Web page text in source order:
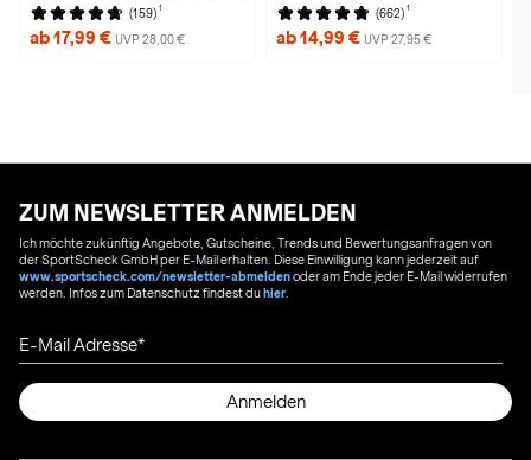
(159) 1
ab 17,99 € UVP 28,00 €
(662) 1
ab 14,99 € UVP 27,95 €
ZUM NEWSLETTER ANMELDEN
Ich möchte zukünftig Angebote, Gutscheine, Trends und Bewertungsanfragen von
der SportScheck GmbH per E-Mail erhalten. Diese Einwilligung kann jederzeit auf
www.sportscheck.com/newsletter-abmeldenoder am Ende jeder E-Mail widerrufen
werden. Infos zum Datenschutz findest duhier
E-Mail Adresse
Anmelden